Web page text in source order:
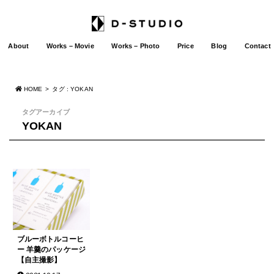
About Works – Movie Works – Photo Price Blog Contact
HOME タグ : YOKAN
タグアーカイブ
YOKAN
ブルーボトルコーヒ
ー 羊羹のパッケージ
【自主撮影】